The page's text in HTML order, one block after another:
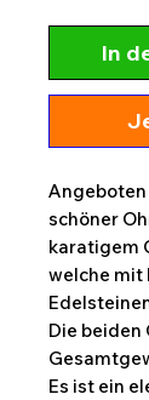
In
schöner
karatigem
welche mit
Die beiden
Es ist ein